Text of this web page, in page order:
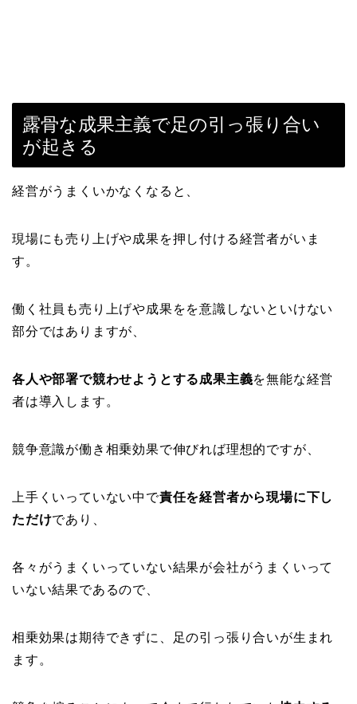
露骨な成果主義で足の引っ張り合い
が起きる
経営がうまくいかなくなると、
現場にも売り上げや成果を押し付ける経営者がいま
す。
働く社員も売り上げや成果をを意識しないといけない
部分ではありますが、
各人や部署で競わせようとする成果主義を無能な経営
者は導入します。
競争意識が働き相乗効果で伸びれば理想的ですが、
上手くいっていない中で責任を経営者から現場に下し
ただけであり、
各々がうまくいっていない結果が会社がうまくいって
いない結果であるので、
相乗効果は期待できずに、足の引っ張り合いが生まれ
ます。